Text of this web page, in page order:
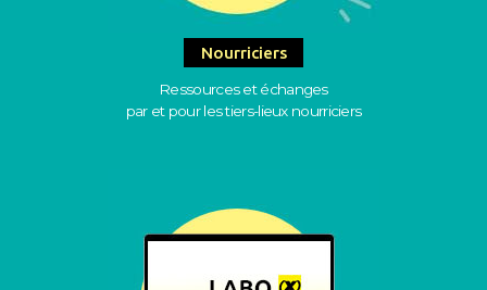
Nourriciers
Ressources et échanges
par et pour les tiers-lieux nourriciers